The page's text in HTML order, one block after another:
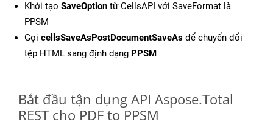
Khởi tạo SaveOption từ CellsAPI với SaveFormat là
PPSM
Gọi cellsSaveAsPostDocumentSaveAs để chuyển đổi
tệp HTML sang định dạng PPSM
Bắt đầu tận dụng API Aspose.Total
REST cho PDF to PPSM